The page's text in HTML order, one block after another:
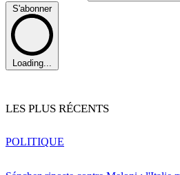
S'abonner
Loading...
LES PLUS RÉCENTS
POLITIQUE